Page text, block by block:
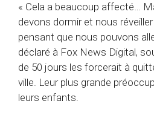
« Cela a beaucoup affecté…
devons dormir et nous
pensant que nous pouvons
déclaré à Fox News Digital,
de 50 jours les forcerait à
ville. Leur plus grande
leurs enfants.